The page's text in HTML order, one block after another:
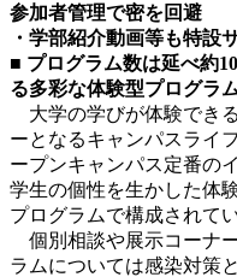
参加者管理で密を回避
・学部紹介動画等も特設
■ プログラム数は延べ約
る多彩な体験型プログラ
大学の学びが体験でき
ーとなるキャンパスライ
ープンキャンパス定番の
学生の個性を生かした体
プログラムで構成されてい
個別相談や展示コーナ
ラムについては感染対策